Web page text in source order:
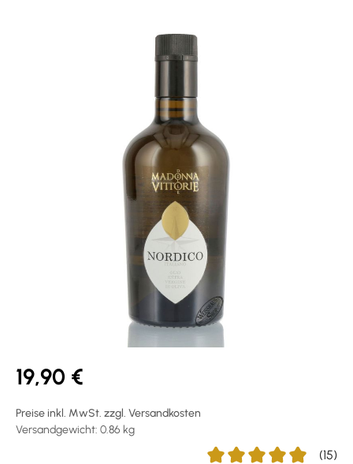
Bildergalerie überspringen
19,90 €
Preise inkl. MwSt. zzgl. Versandkosten
Versandgewicht: 0.86 kg
(15)